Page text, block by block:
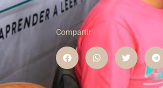
Compartir